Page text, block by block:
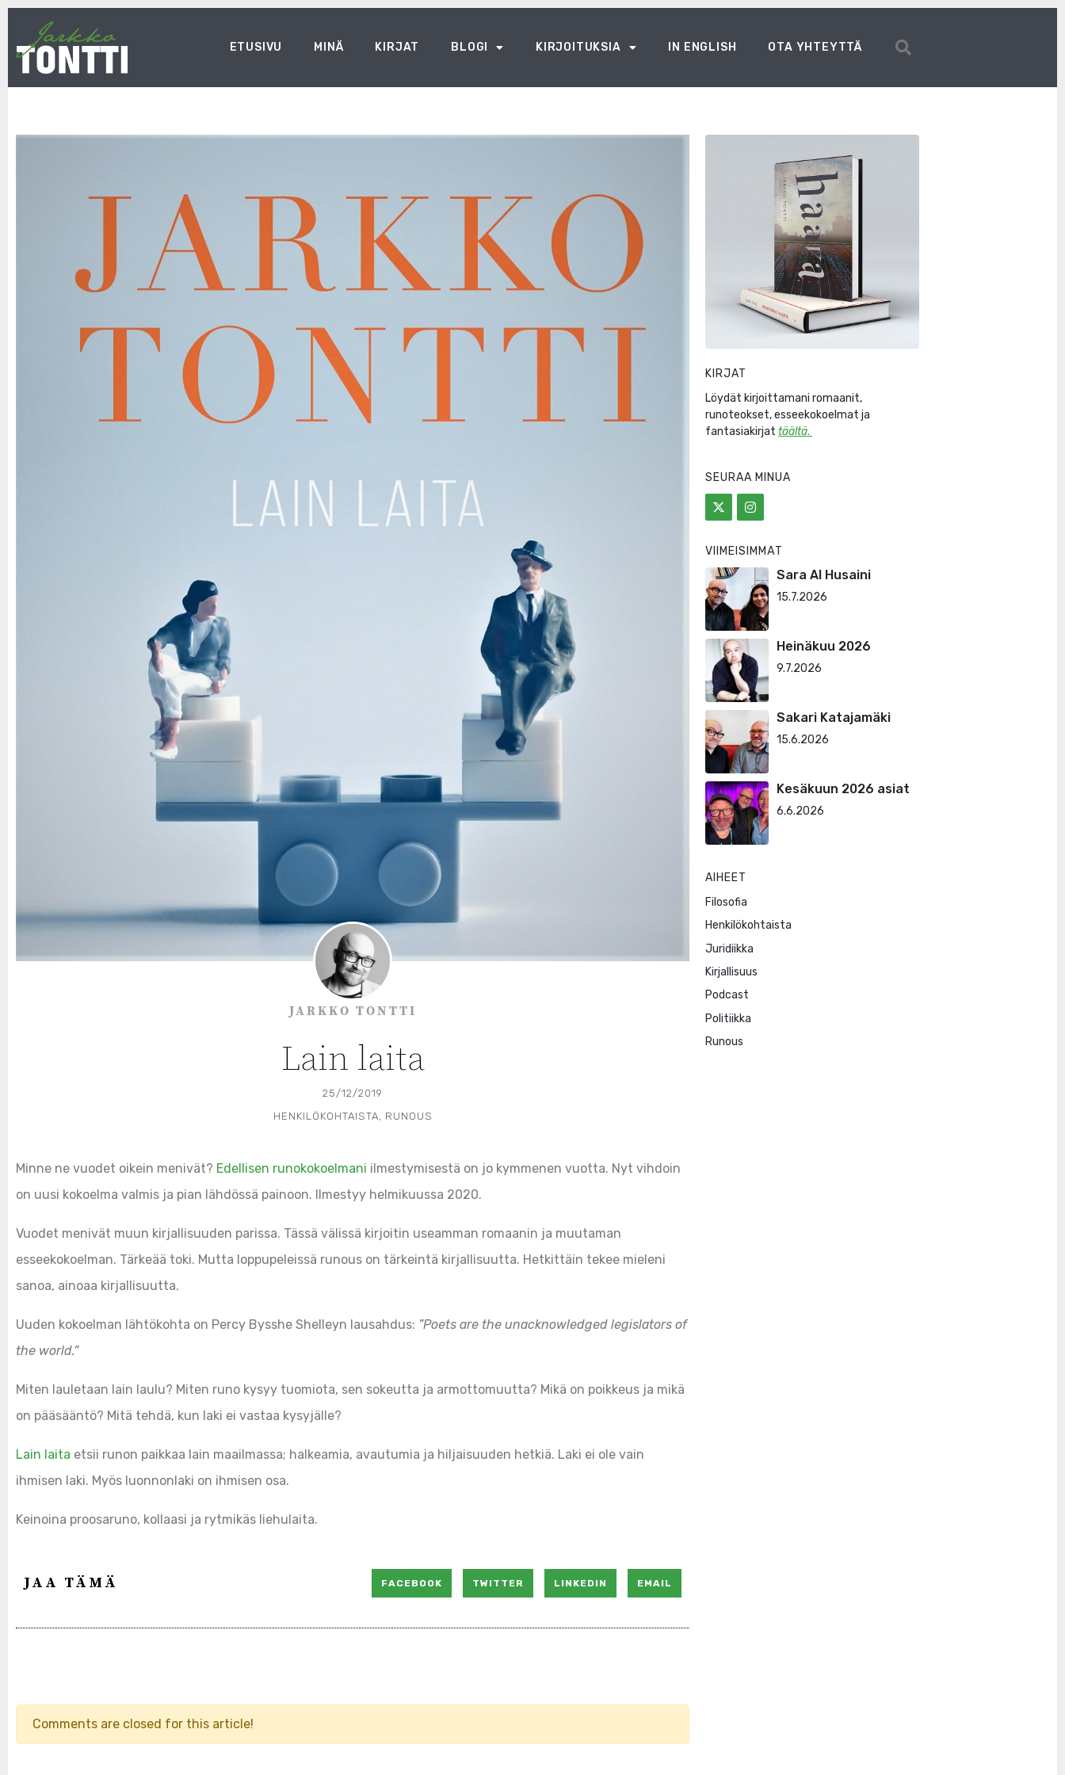
ETUSIVU MINÄ KIRJAT BLOGI KIRJOITUKSIA IN ENGLISH OTA YHTEYTTÄ
JARKKO TONTTI
Lain laita
25/12/2019
HENKILÖKOHTAISTA
RUNOUS
Minne ne vuodet oikein menivät? Edellisen runokokoelmani ilmestymisestä on jo kymmenen vuotta. Nyt vihdoin
on uusi kokoelma valmis ja pian lähdössä painoon. Ilmestyy helmikuussa 2020.
Vuodet menivät muun kirjallisuuden parissa. Tässä välissä kirjoitin useamman romaanin ja muutaman
esseekokoelman. Tärkeää toki. Mutta loppupeleissä runous on tärkeintä kirjallisuutta. Hetkittäin tekee mieleni
sanoa, ainoaa kirjallisuutta.
Uuden kokoelman lähtökohta on Percy Bysshe Shelleyn lausahdus: ”Poets are the unacknowledged legislators of
the world.”
Miten lauletaan lain laulu? Miten runo kysyy tuomiota, sen sokeutta ja armottomuutta? Mikä on poikkeus ja mikä
on pääsääntö? Mitä tehdä, kun laki ei vastaa kysyjälle?
Lain laita etsii runon paikkaa lain maailmassa; halkeamia, avautumia ja hiljaisuuden hetkiä. Laki ei ole vain
ihmisen laki. Myös luonnonlaki on ihmisen osa.
Keinoina proosaruno, kollaasi ja rytmikäs liehulaita.
JAA TÄMÄ FACEBOOK TWITTER LINKEDIN EMAIL
Comments are closed for this article!
KIRJAT
Löydät kirjoittamani romaanit,
runoteokset, esseekokoelmat ja
fantasiakirjat täältä.
SEURAA MINUA
VIIMEISIMMÄT
Sara Al Husaini
15.7.2026
Heinäkuu 2026
9.7.2026
Sakari Katajamäki
15.6.2026
Kesäkuun 2026 asiat
6.6.2026
AIHEET
Filosofia
Henkilökohtaista
Juridiikka
Kirjallisuus
Podcast
Politiikka
Runous